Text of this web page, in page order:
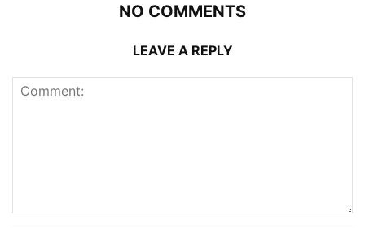
NO COMMENTS
LEAVE A REPLY